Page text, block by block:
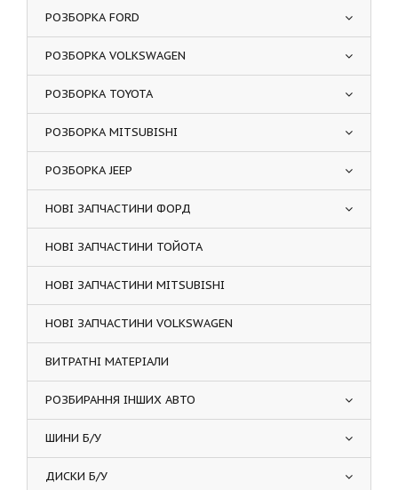
РОЗБОРКА FORD
РОЗБОРКА VOLKSWAGEN
РОЗБОРКА TOYOTA
РОЗБОРКА MITSUBISHI
РОЗБОРКА JEEP
НОВІ ЗАПЧАСТИНИ ФОРД
НОВІ ЗАПЧАСТИНИ ТОЙОТА
НОВІ ЗАПЧАСТИНИ MITSUBISHI
НОВІ ЗАПЧАСТИНИ VOLKSWAGEN
ВИТРАТНІ МАТЕРІАЛИ
РОЗБИРАННЯ ІНШИХ АВТО
ШИНИ Б/У
ДИСКИ Б/У